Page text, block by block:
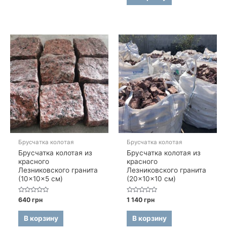
Брусчатка колотая
Брусчатка колотая из
красного
Лезниковского гранита
(10×10×5 см)
Оценка
0
из
640грн
В корзину
Брусчатка колотая
Брусчатка колотая из
красного
Лезниковского гранита
(20×10×10 см)
Оценка
0
из
1 140грн
В корзину